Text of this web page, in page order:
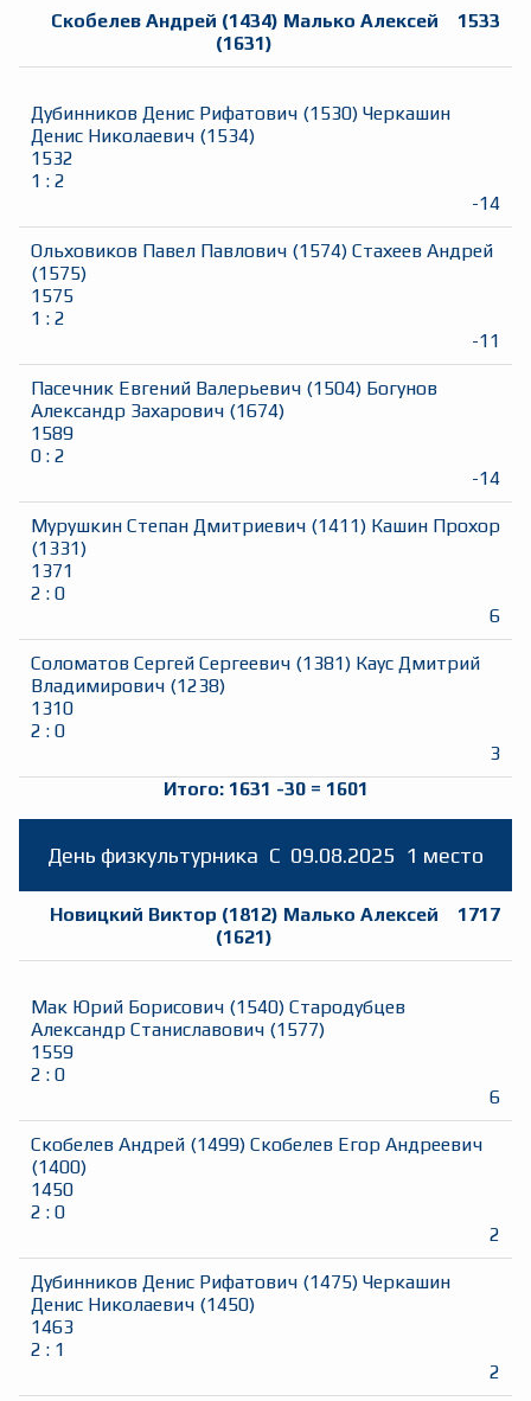
Скобелев Андрей (1434) Малько Алексей
(1631)
1533
Дубинников Денис Рифатович (1530) Черкашин
Денис Николаевич (1534)
1532
1 : 2
-14
Ольховиков Павел Павлович (1574) Стахеев Андрей
(1575)
1575
1 : 2
-11
Пасечник Евгений Валерьевич (1504) Богунов
Александр Захарович (1674)
1589
0 : 2
-14
Мурушкин Степан Дмитриевич (1411) Кашин Прохор
(1331)
1371
2 : 0
6
Соломатов Сергей Сергеевич (1381) Каус Дмитрий
Владимирович (1238)
1310
2 : 0
3
Итого: 1631 -30= 1601
День физкультурника C 09.08.2025 1 место
Новицкий Виктор (1812) Малько Алексей
(1621)
1717
Мак Юрий Борисович (1540) Стародубцев
Александр Станиславович (1577)
1559
2 : 0
6
Скобелев Андрей (1499) Скобелев Егор Андреевич
(1400)
1450
2 : 0
2
Дубинников Денис Рифатович (1475) Черкашин
Денис Николаевич (1450)
1463
2 : 1
2